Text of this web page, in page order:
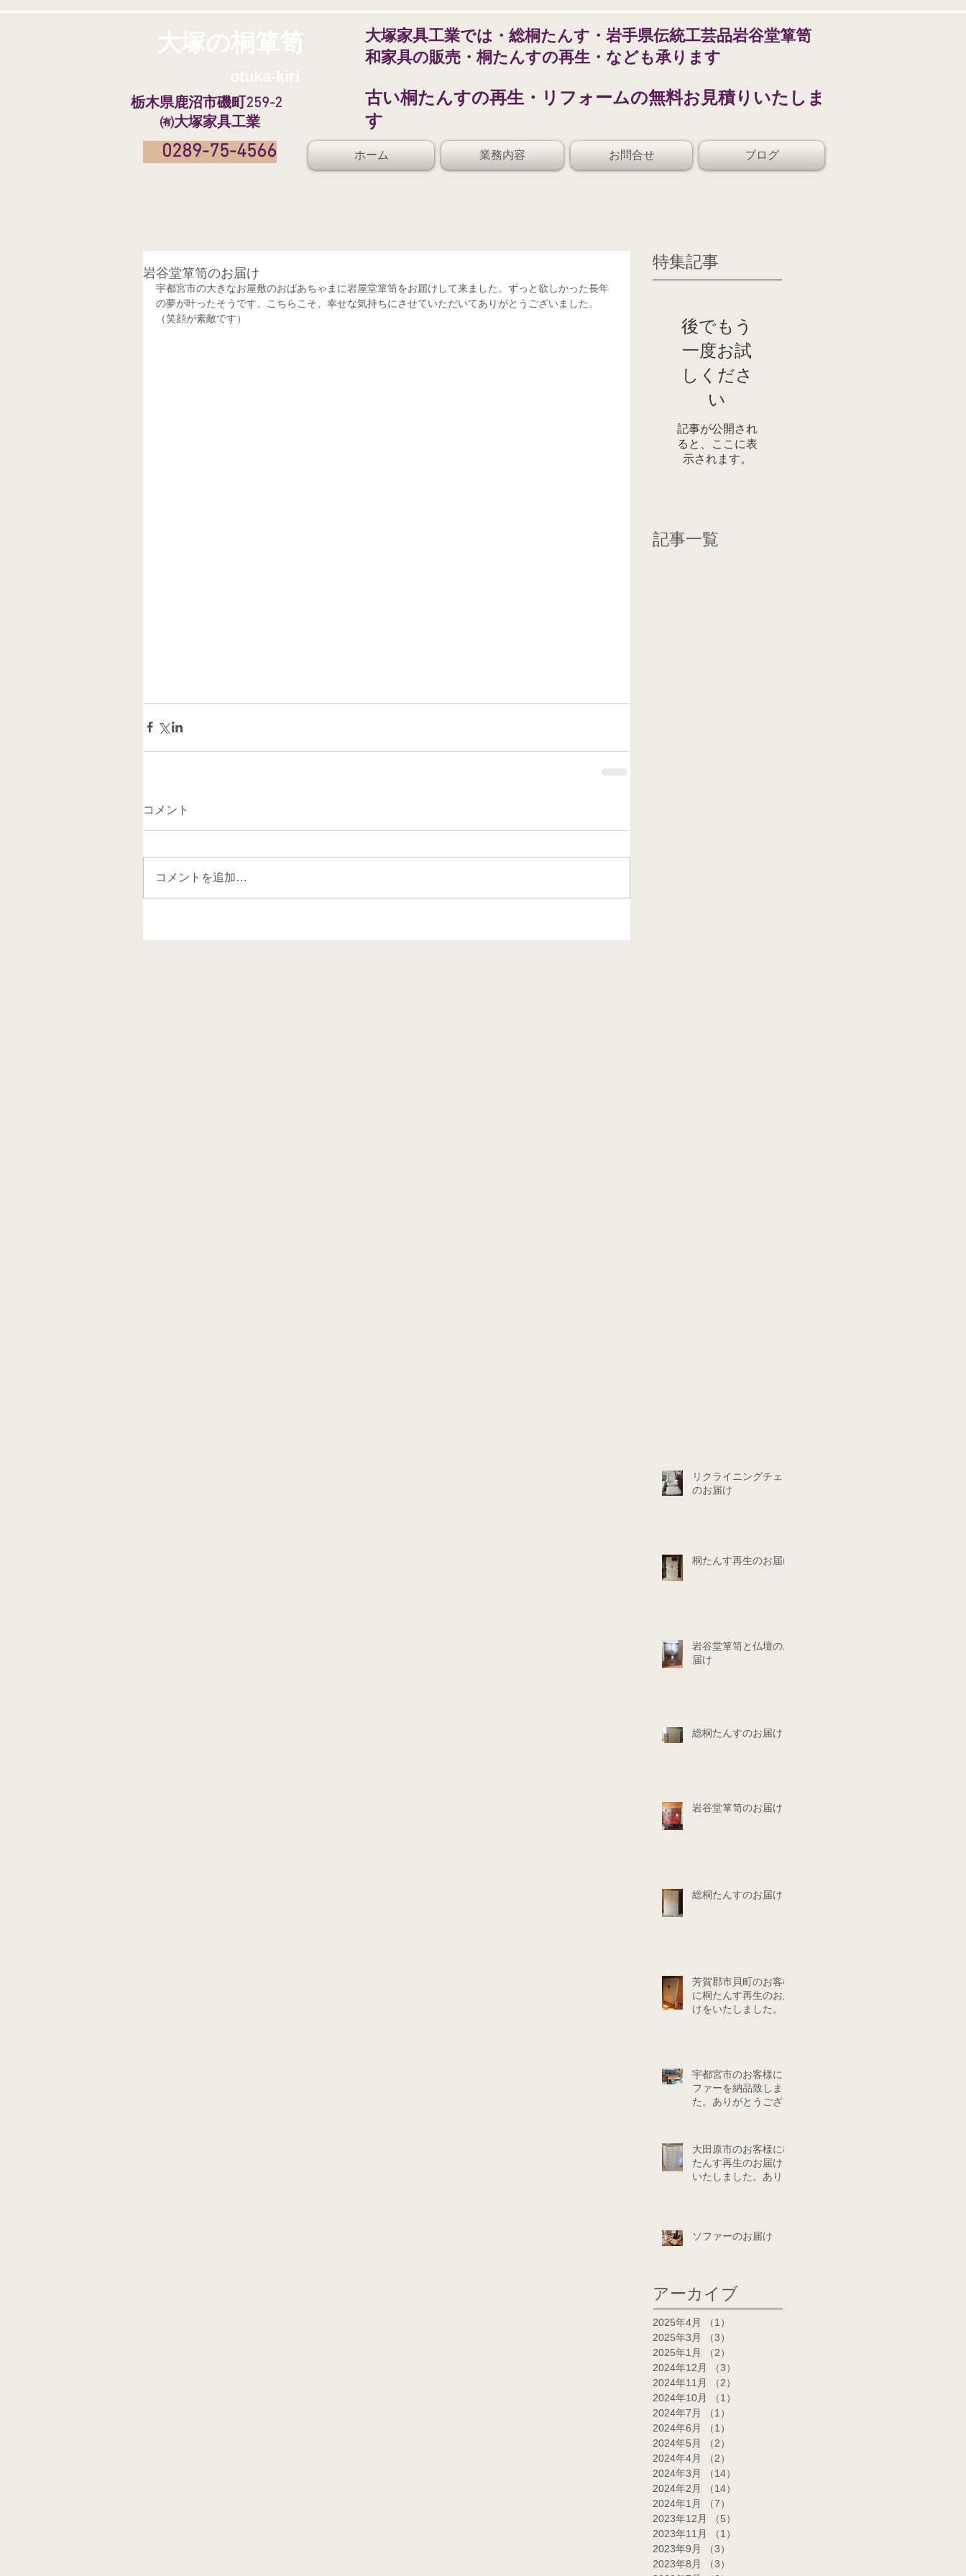
大塚の桐箪笥
otuka-kiri
​大塚家具工業では・総桐たんす・岩手県伝統工芸品岩谷堂箪笥
和家具の販売・桐たんすの再生・なども承ります
​古い桐たんすの再生・リフォームの無料お見積りいたしま
す
栃木県鹿沼市磯町259-2
㈲大塚家具工業
0289-75-4566 ホーム 業務内容 お問合せ ブログ
岩谷堂箪笥のお届け
宇都宮市の大きなお屋敷のおばあちゃまに岩屋堂箪笥をお届けして来ました。ずっと欲しかった長年
の夢が叶ったそうです。こちらこそ、幸せな気持ちにさせていただいてありがとうございました。
（笑顔が素敵です）
コメント
コメントを追加…
特集記事
後でもう
一度お試
しくださ
い
記事が公開され
ると、ここに表
示されます。
記事一覧
リクライニングチェア
のお届け
桐たんす再生のお届け
岩谷堂箪笥と仏壇のお
届け
総桐たんすのお届け
岩谷堂箪笥のお届け
総桐たんすのお届け
芳賀郡市貝町のお客様
に桐たんす再生のお届
けをいたしました。あ
宇都宮市のお客様にソ
ファーを納品致しまし
た。ありがとうござい
大田原市のお客様に桐
たんす再生のお届けを
いたしました。ありが
ソファーのお届け
アーカイブ
2025年4月 （1）
2025年3月
（3）
2025年1月
（2）
2024年12月
（3）
2024年11月
（2）
2024年10月
（1）
2024年7月
（1）
2024年6月
（1）
2024年5月
（2）
2024年4月
（2）
2024年3月
（14）
2024年2月
（14）
2024年1月
（7）
2023年12月
（5）
2023年11月
（1）
2023年9月
（3）
2023年8月
（3）